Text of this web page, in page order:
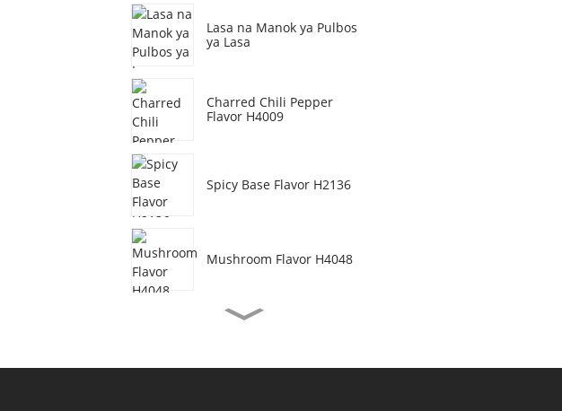
Lasa na Manok ya Pulbos
ya Lasa
Charred Chili Pepper
Flavor H4009
Spicy Base Flavor H2136
Mushroom Flavor H4048